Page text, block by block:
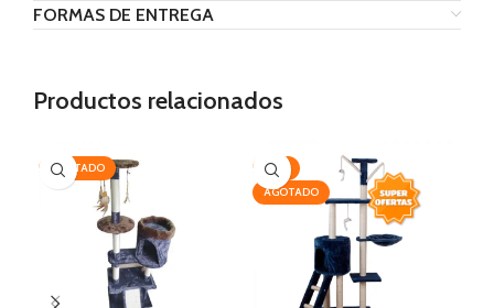
FORMAS DE ENTREGA
Productos relacionados
AGOTADO
-16%
AGOTADO